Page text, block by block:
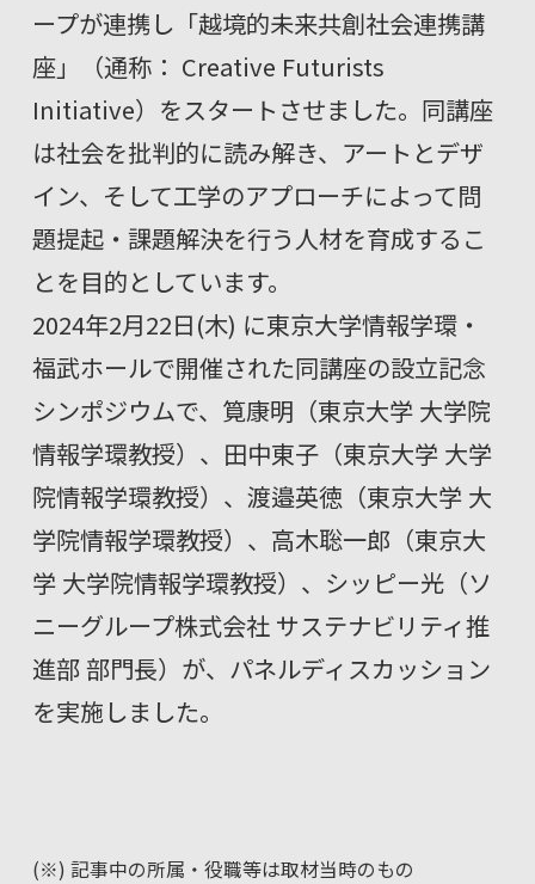
ープが連携し「越境的未来共創社会連携講
座」（通称： Creative Futurists
Initiative）をスタートさせました。同講座
は社会を批判的に読み解き、アートとデザ
イン、そして工学のアプローチによって問
題提起・課題解決を行う人材を育成するこ
とを目的としています。
2024年2月22日(木) に東京大学情報学環・
福武ホールで開催された同講座の設立記念
シンポジウムで、筧康明（東京大学 大学院
情報学環教授）、田中東子（東京大学 大学
院情報学環教授）、渡邉英徳（東京大学 大
学院情報学環教授）、高木聡一郎（東京大
学 大学院情報学環教授）、シッピー光（ソ
ニーグループ株式会社 サステナビリティ推
進部 部門長）が、パネルディスカッション
を実施しました。
(※) 記事中の所属・役職等は取材当時のもの